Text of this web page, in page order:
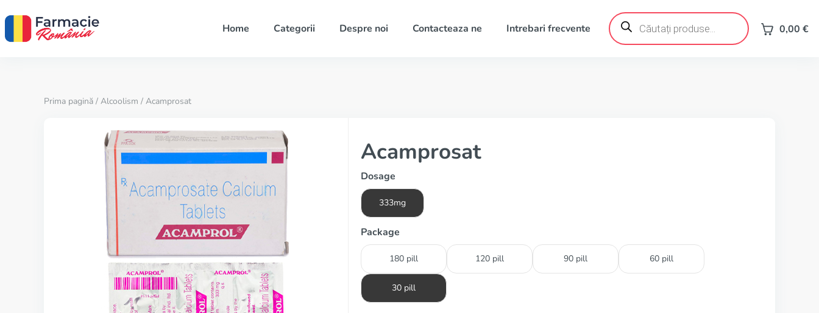
Home Categorii Despre noi Contacteaza ne Intrebari frecvente
Products
search 0,00 €
Prima pagină / Alcoolism / Acamprosat
Acamprosat
Dosage
333mg
Package
180 pill 120 pill 90 pill 60 pill
30 pill